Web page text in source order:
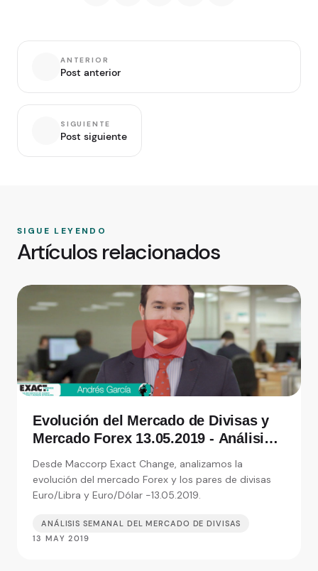
ANTERIOR
Post anterior
SIGUIENTE
Post siguiente
SIGUE LEYENDO
Artículos relacionados
Evolución del Mercado de Divisas y
Mercado Forex 13.05.2019 - Análisis
de moneda
Desde Maccorp Exact Change, analizamos la
evolución del mercado Forex y los pares de divisas
Euro/Libra y Euro/Dólar -13.05.2019.
ANÁLISIS SEMANAL DEL MERCADO DE DIVISAS
13 MAY 2019